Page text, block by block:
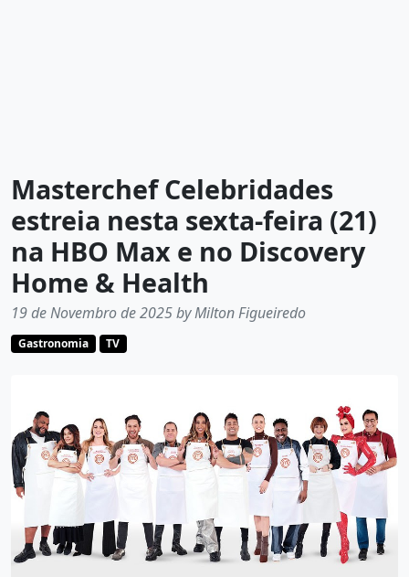
Masterchef Celebridades
estreia nesta sexta-feira (21)
na HBO Max e no Discovery
Home & Health
19 de Novembro de 2025 by Milton Figueiredo
Gastronomia TV